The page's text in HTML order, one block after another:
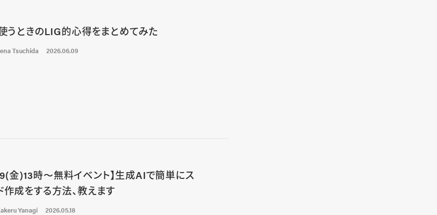
うときのLIG的心得をまとめてみた
Tsuchida 2026.06.09
金)13時〜無料イベント】生成AIで簡単にス
作成をする方法、教えます
Yanagi 2026.05.18